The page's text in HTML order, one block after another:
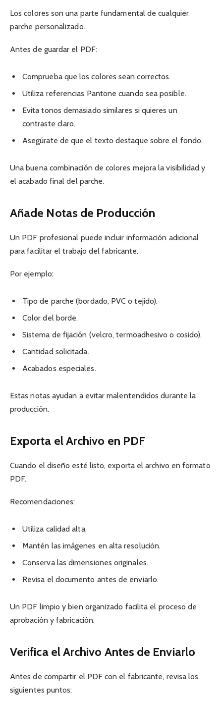
Los colores son una parte fundamental de cualquier
parche personalizado.
Antes de guardar el PDF:
Comprueba que los colores sean correctos.
Utiliza referencias Pantone cuando sea posible.
Evita tonos demasiado similares si quieres un
contraste claro.
Asegúrate de que el texto destaque sobre el fondo.
Una buena combinación de colores mejora la visibilidad y
el acabado final del parche.
Añade Notas de Producción
Un PDF profesional puede incluir información adicional
para facilitar el trabajo del fabricante.
Por ejemplo:
Tipo de parche (bordado, PVC o tejido).
Color del borde.
Sistema de fijación (velcro, termoadhesivo o cosido).
Cantidad solicitada.
Acabados especiales.
Estas notas ayudan a evitar malentendidos durante la
producción.
Exporta el Archivo en PDF
Cuando el diseño esté listo, exporta el archivo en formato
PDF.
Recomendaciones:
Utiliza calidad alta.
Mantén las imágenes en alta resolución.
Conserva las dimensiones originales.
Revisa el documento antes de enviarlo.
Un PDF limpio y bien organizado facilita el proceso de
aprobación y fabricación.
Verifica el Archivo Antes de Enviarlo
Antes de compartir el PDF con el fabricante, revisa los
siguientes puntos: